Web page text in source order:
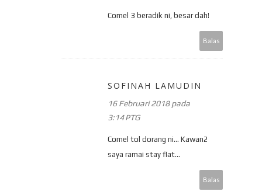
Comel 3 beradik ni, besar dah!
Balas
SOFINAH LAMUDIN
16 Februari 2018 pada
3:14 PTG
Comel tol dorang ni... Kawan2
saya ramai stay flat...
Balas